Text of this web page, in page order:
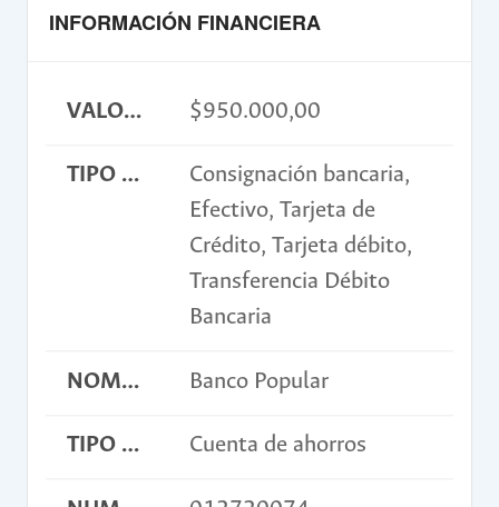
INFORMACIÓN FINANCIERA
VALOR INSCRIPCIÓN $950.000,00
TIPO DE PAGO
Consignación bancaria,
Efectivo, Tarjeta de
Crédito, Tarjeta débito,
Transferencia Débito
Bancaria
NOMBRE BANCO Banco Popular
TIPO DE CUENTA Cuenta de ahorros